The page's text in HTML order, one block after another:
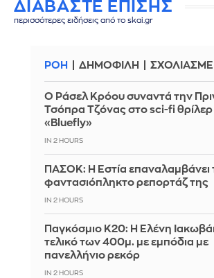
ΔΙΑΒΑΣΤΕ ΕΠΙΣΗΣ
περισσότερες ειδήσεις από το skai.gr
ΡΟΗ ΔΗΜΟΦΙΛΗ
Ο Ράσελ Κρόου συναντά την
Τσόπρα Τζόνας στο sci-fi θρίλερ
«Bluefly»
IN 2 HOURS
ΠΑΣΟΚ: Η Εστία επαναλαμβάνει
φαντασιόπληκτο ρεπορτάζ της
IN 2 HOURS
Παγκόσμιο Κ20: Η Ελένη
τελικό των 400μ. με εμπόδια με
πανελλήνιο ρεκόρ
IN 2 HOURS